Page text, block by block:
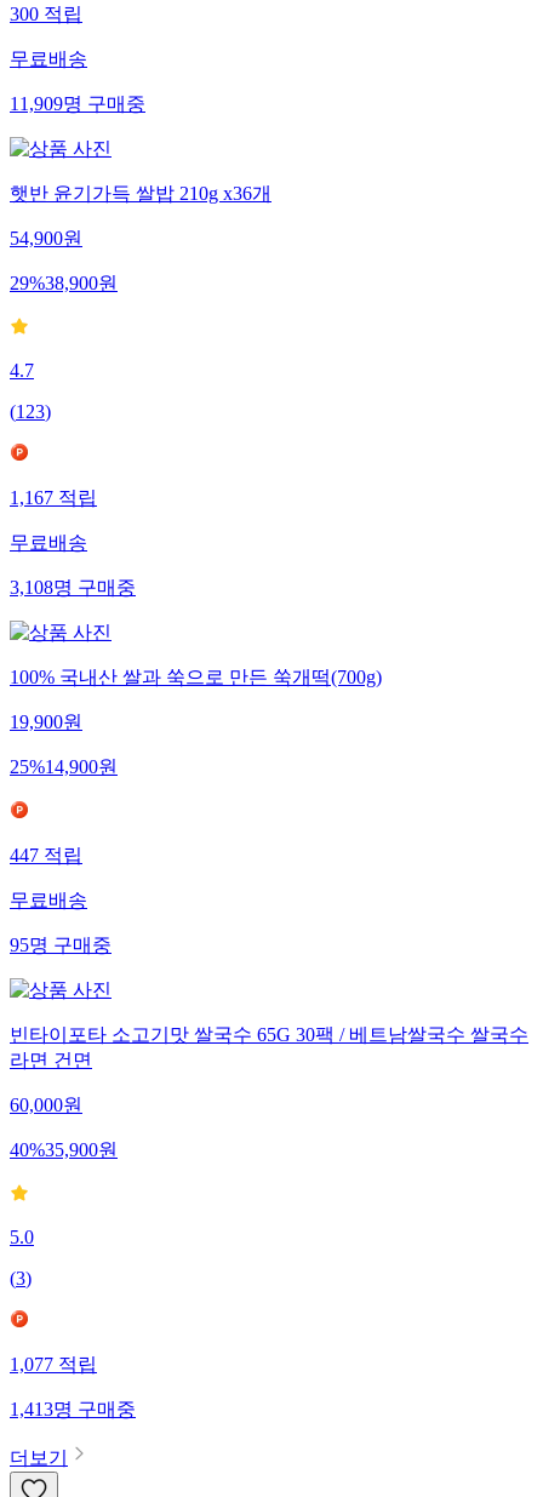
300적립
무료배송
11,909명구매중
햇반 윤기가득 쌀밥 210g x36개
54,900원
29%38,900원
4.7
(123)
1,167적립
무료배송
3,108명구매중
100% 국내산 쌀과 쑥으로 만든 쑥개떡(700g)
19,900원
25%14,900원
447적립
무료배송
95명구매중
빈타이포타 소고기맛 쌀국수 65G 30팩 / 베트남쌀국수 쌀국수
라면 건면
60,000원
40%35,900원
5.0
(3)
1,077적립
1,413명구매중
더보기